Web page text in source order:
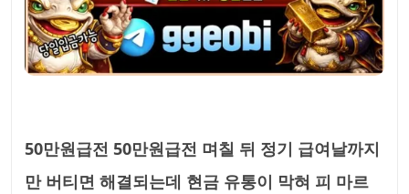
50만원급전 50만원급전 며칠 뒤 정기 급여날까지
만 버티면 해결되는데 현금 유통이 막혀 피 마르